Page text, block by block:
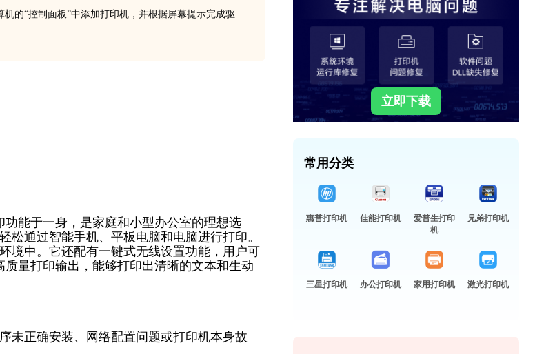
的“控制面板”中添加打印机，并根据屏幕提示完成驱
功能于一身，是家庭和小型办公室的理想选
松通过智能手机、平板电脑和电脑进行打印。
境中。它还配有一键式无线设置功能，用户可
量打印输出，能够打印出清晰的文本和生动
未正确安装、网络配置问题或打印机本身故
立即下载
常用分类
惠普打印机 佳能打印机
爱普生打印
机
兄弟打印机
三星打印机 办公打印机 家用打印机 激光打印机